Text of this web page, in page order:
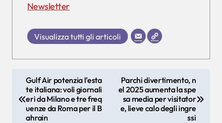
Newsletter
Visualizza tutti gli articoli
Gulf Air potenzia l’esta
te italiana: voli giornali
eri da Milano e tre freq
uenze da Roma per il B
ahrain
Parchi divertimento, n
el 2025 aumenta la spe
sa media per visitator
e, lieve calo degli ingre
ssi